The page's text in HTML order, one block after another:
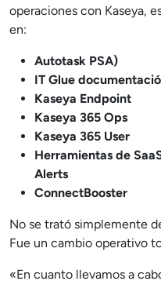
operaciones con Kaseya,
en:
Autotask PSA)
IT Glue
Kaseya Endpoint
Kaseya 365 Ops
Kaseya 365 User
Herramientas de
Alerts
ConnectBooster
No se trató simplemente
Fue un cambio operativo
«En cuanto llevamos a